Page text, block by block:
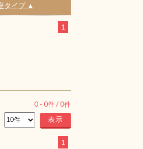
タイプ ▲
1
0 - 0件 /0件
1